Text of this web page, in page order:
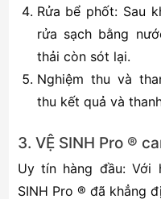
Rửa bể phốt: Sau
rửa sạch bằng
thải còn sót lại.
Nghiệm thu và
thu kết quả và
3. VỆ SINH Pro ®
Uy tín hàng đầu: Với
SINH Pro ® đã khẳng